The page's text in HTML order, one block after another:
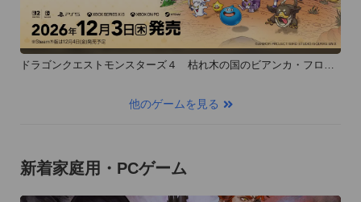
ドラゴンクエストモンスターズ４ 枯れ木の国のビアンカ・フロー
他のゲームを見る
新着家庭用・PCゲーム